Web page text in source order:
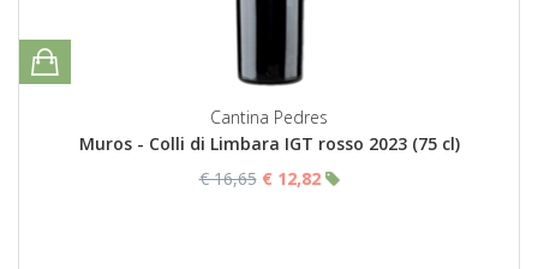
Cantina Pedres
Muros - Colli di Limbara IGT rosso 2023 (75 cl)
€ 16,65 € 12,82